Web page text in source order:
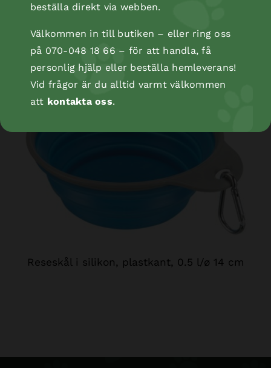
Vattenfontän Duo Stream, vit/blå, 1 L
Reseskål i silikon, plastkant, 0.5 l/ø 14 cm
beställa direkt via webben.
Välkommen in till butiken – eller ring oss
på 070-048 18 66 – för att handla, få
personlig hjälp eller beställa hemleverans!
Vid frågor är du alltid varmt välkommen
att kontakta oss.